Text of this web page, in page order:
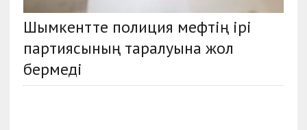
Шымкентте полиция мефтің ірі
партиясының таралуына жол
бермеді